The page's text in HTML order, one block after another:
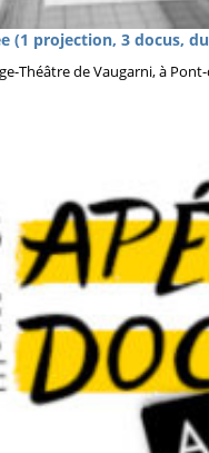
(1 projection, 3 docus,
Théâtre de Vaugarni, à